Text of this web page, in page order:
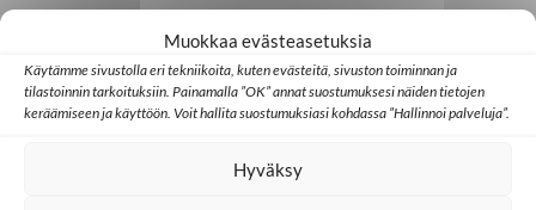
Muokkaa evästeasetuksia
Käytämme sivustolla eri tekniikoita, kuten evästeitä, sivuston toiminnan ja
tilastoinnin tarkoituksiin. Painamalla ”OK” annat suostumuksesi näiden tietojen
keräämiseen ja käyttöön. Voit hallita suostumuksiasi kohdassa ”Hallinnoi palveluja”.
Hyväksy